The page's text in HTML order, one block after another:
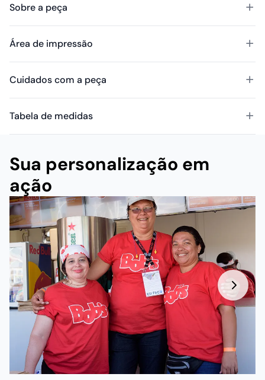
Sobre a peça
Área de impressão
Cuidados com a peça
Tabela de medidas
Sua personalização em
ação